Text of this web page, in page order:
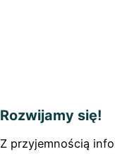
Rozwijamy się!
Z przyjemnością